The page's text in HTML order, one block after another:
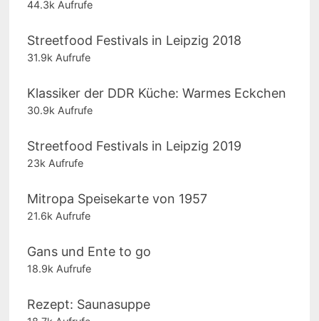
44.3k Aufrufe
Streetfood Festivals in Leipzig 2018
31.9k Aufrufe
Klassiker der DDR Küche: Warmes Eckchen
30.9k Aufrufe
Streetfood Festivals in Leipzig 2019
23k Aufrufe
Mitropa Speisekarte von 1957
21.6k Aufrufe
Gans und Ente to go
18.9k Aufrufe
Rezept: Saunasuppe